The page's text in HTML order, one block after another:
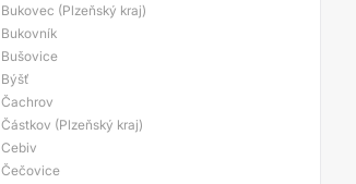
Bukovec (Plzeňský kraj)
Bukovník
Bušovice
Býšť
Čachrov
Částkov (Plzeňský kraj)
Cebiv
Čečovice